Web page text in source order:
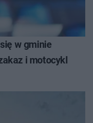
w gminie
i motocykl